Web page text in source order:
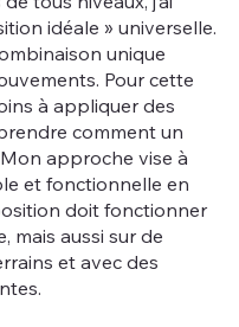
idéale » universelle.
unique
Pour cette
à appliquer des
comment un
approche vise à
et fonctionnelle en
doit fonctionner
mais aussi sur de
et avec des